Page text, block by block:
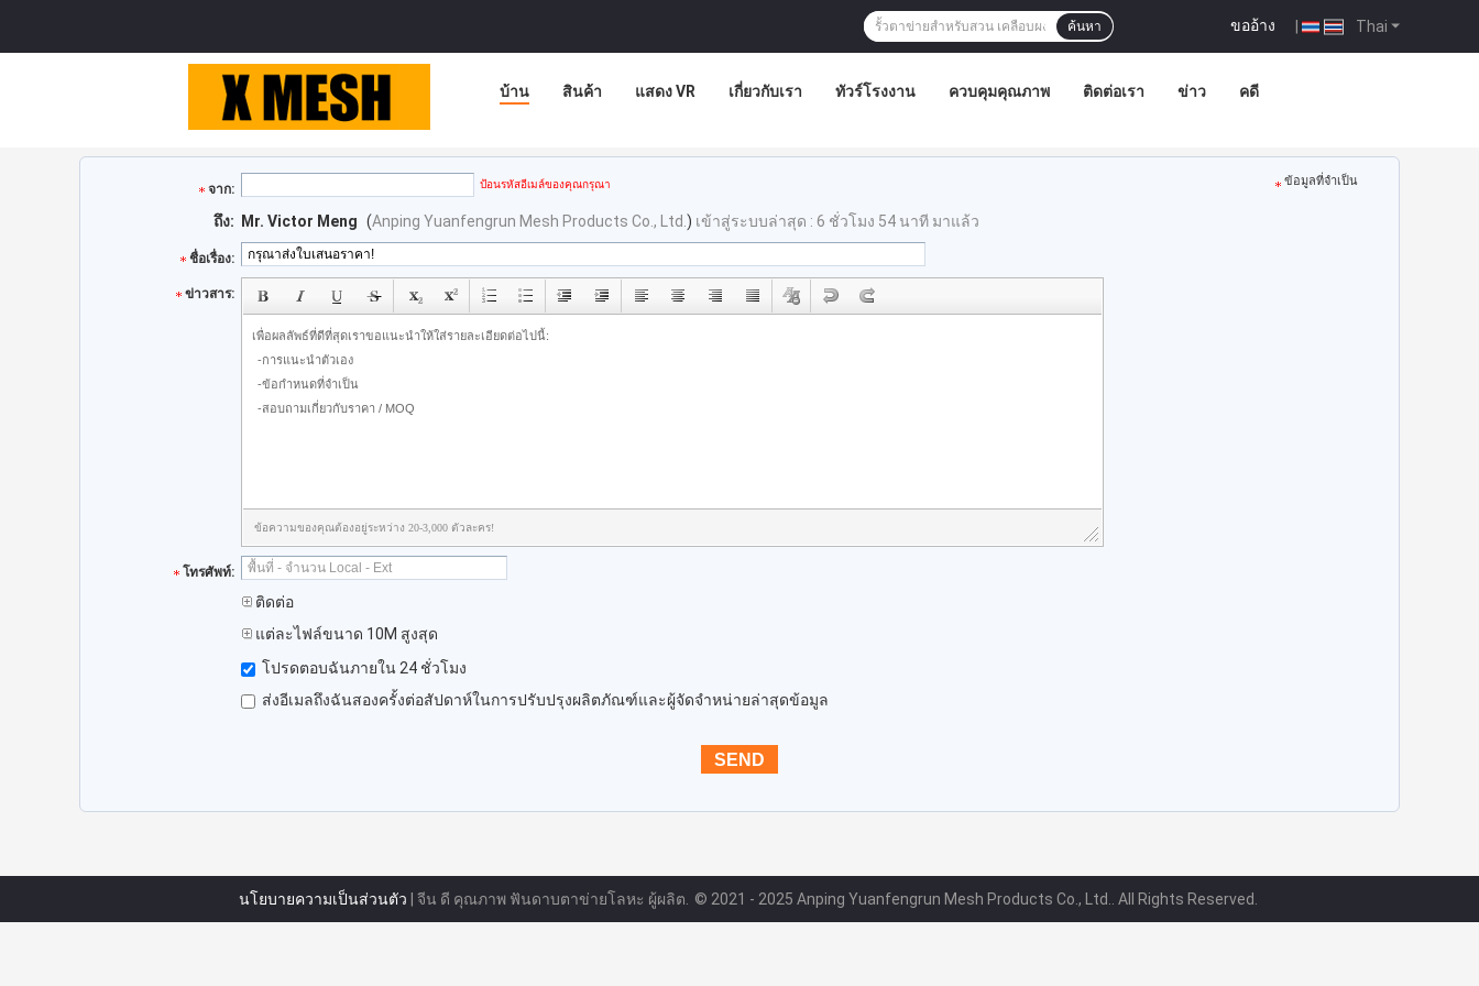
Thai
ขออ้าง |
ค้นหา
บ้าน สินค้า แสดง VR เกี่ยวกับเรา ทัวร์โรงงาน ควบคุมคุณภาพ ติดต่อเรา ข่าว คดี
จาก: ป้อนรหัสอีเมล์ของคุณกรุณา ข้อมูลที่จำเป็น
ถึง: Mr. Victor Meng (Anping Yuanfengrun Mesh Products Co., Ltd. ) เข้าสู่ระบบล่าสุด : 6 ชั่วโมง 54 นาที มาแล้ว
ชื่อเรื่อง:
ข่าวสาร:
ข้อความของคุณต้องอยู่ระหว่าง 20-3,000 ตัวละคร!
โทรศัพท์:
ติดต่อ
แต่ละไฟล์ขนาด 10M สูงสุด
โปรดตอบฉันภายใน 24 ชั่วโมง
ส่งอีเมลถึงฉันสองครั้งต่อสัปดาห์ในการปรับปรุงผลิตภัณฑ์และผู้จัดจำหน่ายล่าสุดข้อมูล
นโยบายความเป็นส่วนตัว | จีน ดี คุณภาพ ฟันดาบตาข่ายโลหะ ผู้ผลิต. © 2021 - 2025 Anping Yuanfengrun Mesh Products Co., Ltd.. All Rights Reserved.